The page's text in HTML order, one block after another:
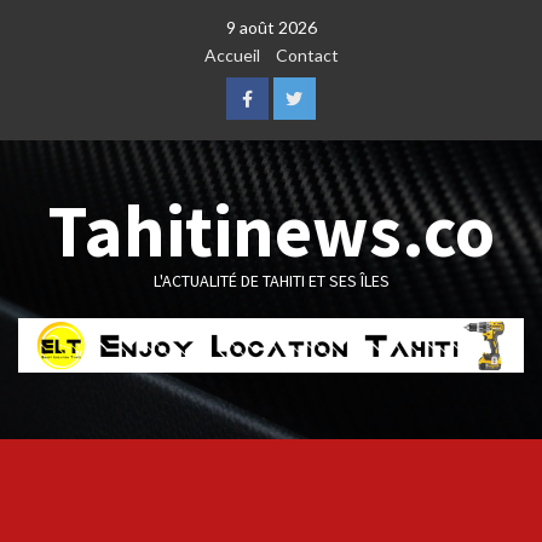
9 août 2026
Accueil
Contact
FacebookTwitter
Tahitinews.co
L'ACTUALITÉ DE TAHITI ET SES ÎLES